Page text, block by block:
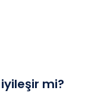
mi?